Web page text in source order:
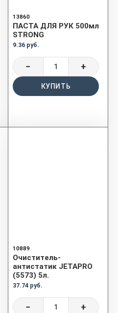
13860
ПАСТА ДЛЯ РУК 500мл
STRONG
9.36 руб.
− +
КУПИТЬ
10889
Очиститель-
антистатик JETAPRO
(5573) 5л.
37.74 руб.
− +